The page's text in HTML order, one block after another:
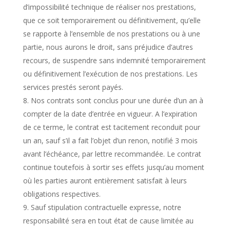
d’impossibilité technique de réaliser nos prestations,
que ce soit temporairement ou définitivement, qu’elle
se rapporte à l’ensemble de nos prestations ou à une
partie, nous aurons le droit, sans préjudice d’autres
recours, de suspendre sans indemnité temporairement
ou définitivement l’exécution de nos prestations. Les
services prestés seront payés.
Nos contrats sont conclus pour une durée d’un an à
compter de la date d’entrée en vigueur. A l’expiration
de ce terme, le contrat est tacitement reconduit pour
un an, sauf s’il a fait l’objet d’un renon, notifié 3 mois
avant l’échéance, par lettre recommandée. Le contrat
continue toutefois à sortir ses effets jusqu’au moment
où les parties auront entièrement satisfait à leurs
obligations respectives.
Sauf stipulation contractuelle expresse, notre
responsabilité sera en tout état de cause limitée au